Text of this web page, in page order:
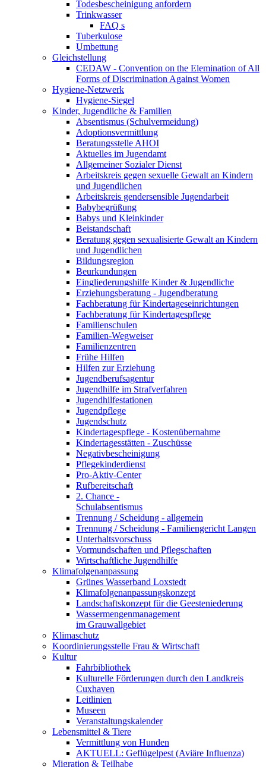
Todesbescheinigung anfordern
Trinkwasser
FAQ s
Tuberkulose
Umbettung
Gleichstellung
CEDAW - Convention on the Elemination of All
Forms of Discrimination Against Women
Hygiene-Netzwerk
Hygiene-Siegel
Kinder, Jugendliche & Familien
Absentismus (Schulvermeidung)
Adoptionsvermittlung
Beratungsstelle AHOI
Aktuelles im Jugendamt
Allgemeiner Sozialer Dienst
Arbeitskreis gegen sexuelle Gewalt an Kindern
und Jugendlichen
Arbeitskreis gendersensible Jugendarbeit
Babybegrüßung
Babys und Kleinkinder
Beistandschaft
Beratung gegen sexualisierte Gewalt an Kindern
und Jugendlichen
Bildungsregion
Beurkundungen
Eingliederungshilfe Kinder & Jugendliche
Erziehungsberatung - Jugendberatung
Fachberatung für Kindertageseinrichtungen
Fachberatung für Kindertagespflege
Familienschulen
Familien-Wegweiser
Familienzentren
Frühe Hilfen
Hilfen zur Erziehung
Jugendberufsagentur
Jugendhilfe im Strafverfahren
Jugendhilfestationen
Jugendpflege
Jugendschutz
Kindertagespflege - Kostenübernahme
Kindertagesstätten - Zuschüsse
Negativbescheinigung
Pflegekinderdienst
Pro-Aktiv-Center
Rufbereitschaft
2. Chance -
Schulabsentismus
Trennung / Scheidung - allgemein
Trennung / Scheidung - Familiengericht Langen
Unterhaltsvorschuss
Vormundschaften und Pflegschaften
Wirtschaftliche Jugendhilfe
Klimafolgenanpassung
Grünes Wasserband Loxstedt
Klimafolgenanpassungskonzept
Landschaftskonzept für die Geesteniederung
Wassermengenmanagement
im Grauwallgebiet
Klimaschutz
Koordinierungsstelle Frau & Wirtschaft
Kultur
Fahrbibliothek
Kulturelle Förderungen durch den Landkreis
Cuxhaven
Leitlinien
Museen
Veranstaltungskalender
Lebensmittel & Tiere
Vermittlung von Hunden
AKTUELL: Geflügelpest (Aviäre Influenza)
Migration & Teilhabe